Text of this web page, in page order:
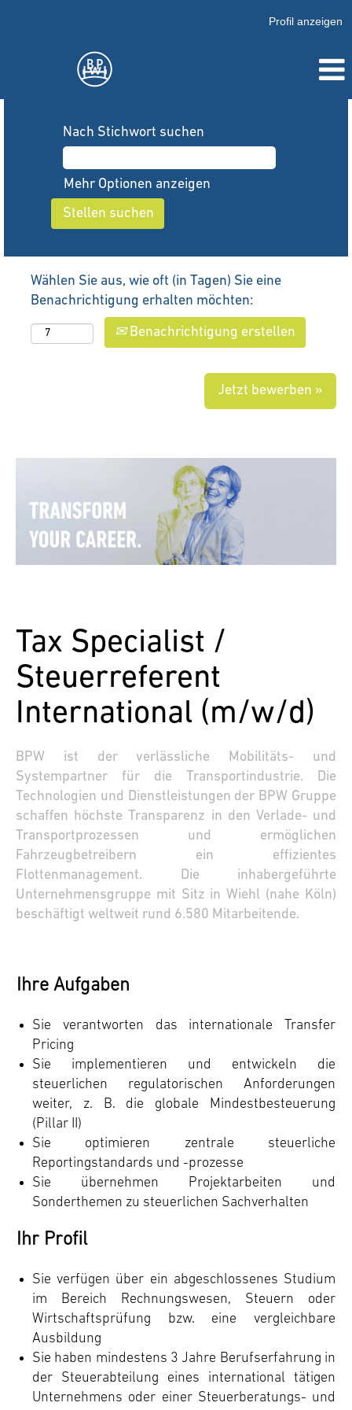
Profil anzeigen
Nach Stichwort suchen
Mehr Optionen anzeigen
Wählen Sie aus, wie oft (in Tagen) Sie eine
Benachrichtigung erhalten möchten:
Benachrichtigung erstellen
Jetzt bewerben »
Tax Specialist /
Steuerreferent
International (m/w/d)
BPW ist der verlässliche Mobilitäts- und
Systempartner für die Transportindustrie. Die
Technologien und Dienstleistungen der BPW Gruppe
schaffen höchste Transparenz in den Verlade- und
Transportprozessen und ermöglichen
Fahrzeugbetreibern ein effizientes
Flottenmanagement. Die inhabergeführte
Unternehmensgruppe mit Sitz in Wiehl (nahe Köln)
beschäftigt weltweit rund 6.580 Mitarbeitende.
Ihre Aufgaben
Sie verantworten das internationale Transfer
Pricing
Sie implementieren und entwickeln die
steuerlichen regulatorischen Anforderungen
weiter, z. B. die globale Mindestbesteuerung
(Pillar II)
Sie optimieren zentrale steuerliche
Reportingstandards und -prozesse
Sie übernehmen Projektarbeiten und
Sonderthemen zu steuerlichen Sachverhalten
Ihr Profil
Sie verfügen über ein abgeschlossenes Studium
im Bereich Rechnungswesen, Steuern oder
Wirtschaftsprüfung bzw. eine vergleichbare
Ausbildung
Sie haben mindestens 3 Jahre Berufserfahrung in
der Steuerabteilung eines international tätigen
Unternehmens oder einer Steuerberatungs- und